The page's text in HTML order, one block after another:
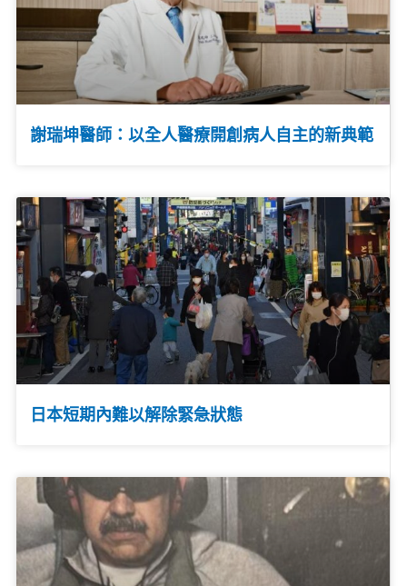
謝瑞坤醫師：以全人醫療開創病人自主的新典範
日本短期內難以解除緊急狀態